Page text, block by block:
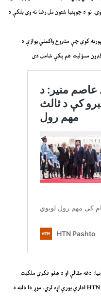
نو د چوپتیا شتون تل رضا نه وي بلکې د
کوي چې مشروع واکمني یوازې د
مسؤلیت هم پکې شامل دی
دغه مقالې او د هغو فکري ملکیت (IP) د اصلي لیکوال او د خپرونې/رسنۍ/علمي
ادارې پورې اړه لري. موږ دا دلته د HTN د لوستونکو لپاره یوازې د معلوماتو په موخه خپروو.